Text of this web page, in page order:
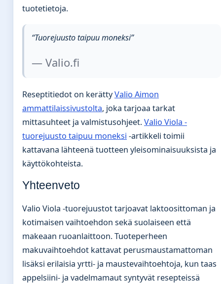
tuotetietoja.
“Tuorejuusto taipuu moneksi”
— Valio.fi
Reseptitiedot on kerättyValio Aimon
ammattilaissivustolta, joka tarjoaa tarkat
mittasuhteet ja valmistusohjeet.Valio Viola -
tuorejuusto taipuu moneksi -artikkeli toimii
kattavana lähteenä tuotteen yleisominaisuuksista ja
käyttökohteista.
Yhteenveto
Valio Viola -tuorejuustot tarjoavat laktoosittoman ja
kotimaisen vaihtoehdon sekä suolaiseen että
makeaan ruoanlaittoon. Tuoteperheen
makuvaihtoehdot kattavat perusmaustamattoman
lisäksi erilaisia yrtti- ja maustevaihtoehtoja, kun taas
appelsiini- ja vadelmamaut syntyvät resepteissä